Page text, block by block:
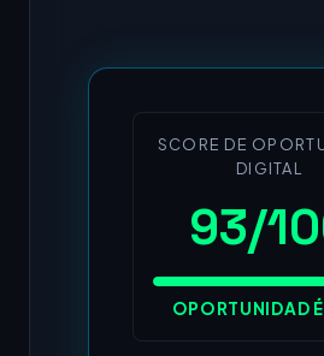
SCORE DE
DIGITAL
93/
OPORTUNIDAD